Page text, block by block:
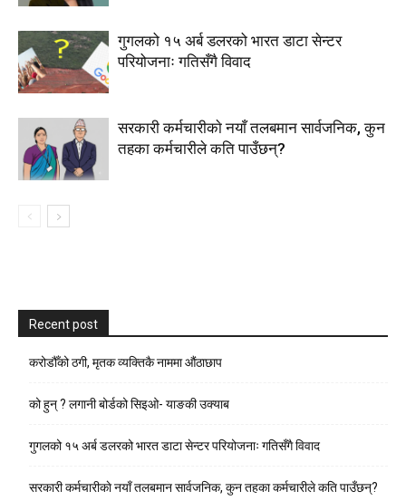
गुगलको १५ अर्ब डलरको भारत डाटा सेन्टर
परियोजनाः गतिसँगै विवाद
सरकारी कर्मचारीकाे नयाँ तलबमान सार्वजनिक, कुन
तहका कर्मचारीले कति पाउँछन्?
Recent post
करोडौँको ठगी, मृतक व्यक्तिकै नाममा औंठाछाप
को हुन् ? लगानी बोर्डको सिइओ- याङकी उक्याब
गुगलको १५ अर्ब डलरको भारत डाटा सेन्टर परियोजनाः गतिसँगै विवाद
सरकारी कर्मचारीकाे नयाँ तलबमान सार्वजनिक, कुन तहका कर्मचारीले कति पाउँछन्?